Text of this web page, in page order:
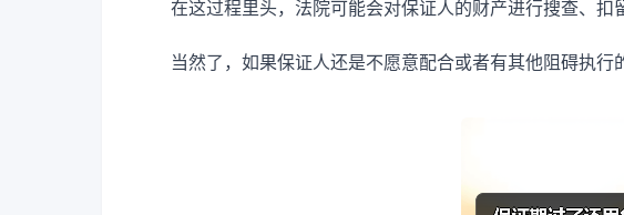
在这过程里头，法院可能会对保证人的财产进行搜查、扣
当然了，如果保证人还是不愿意配合或者有其他阻碍执行